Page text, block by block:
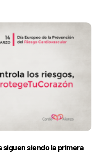
siendo la primera